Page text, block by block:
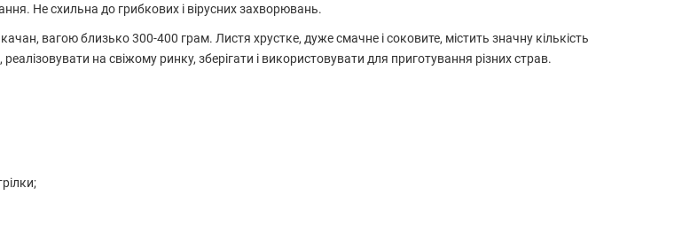
Не схильна до грибкових і вірусних захворювань.
вагою близько 300-400 грам. Листя хрустке, дуже смачне і соковите, містить значну кількість
на свіжому ринку, зберігати і використовувати для приготування різних страв.